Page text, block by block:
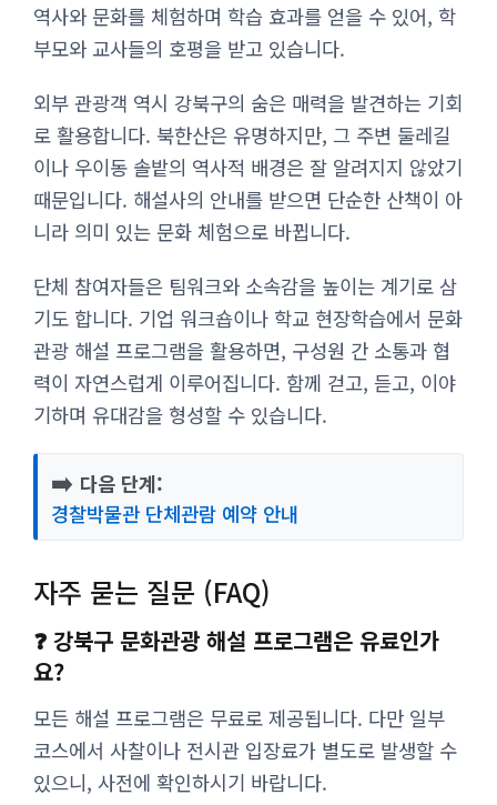
역사와 문화를 체험하며 학습 효과를 얻을 수 있어, 학
부모와 교사들의 호평을 받고 있습니다.
외부 관광객 역시 강북구의 숨은 매력을 발견하는 기회
로 활용합니다. 북한산은 유명하지만, 그 주변 둘레길
이나 우이동 솔밭의 역사적 배경은 잘 알려지지 않았기
때문입니다. 해설사의 안내를 받으면 단순한 산책이 아
니라 의미 있는 문화 체험으로 바뀝니다.
단체 참여자들은 팀워크와 소속감을 높이는 계기로 삼
기도 합니다. 기업 워크숍이나 학교 현장학습에서 문화
관광 해설 프로그램을 활용하면, 구성원 간 소통과 협
력이 자연스럽게 이루어집니다. 함께 걷고, 듣고, 이야
기하며 유대감을 형성할 수 있습니다.
➡️ 다음 단계:
경찰박물관 단체관람 예약 안내
자주 묻는 질문 (FAQ)
❓ 강북구 문화관광 해설 프로그램은 유료인가
요?
모든 해설 프로그램은 무료로 제공됩니다. 다만 일부
코스에서 사찰이나 전시관 입장료가 별도로 발생할 수
있으니, 사전에 확인하시기 바랍니다.